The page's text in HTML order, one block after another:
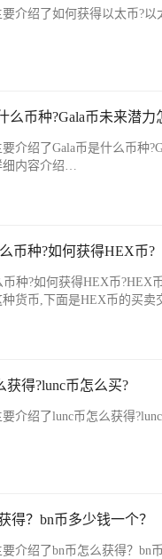
介绍了如何获得以太币?
么币种?Gala币未来潜力
介绍了Gala币是什么币种
细内容介绍…
币种?如何获得HEX币?
种?如何获得HEX币?HEX
种货币,下面是HEX币的买
获得?lunc币怎么买?
介绍了lunc币怎么获得
得？bn币多少钱一个？
介绍了bn币怎么获得？bn